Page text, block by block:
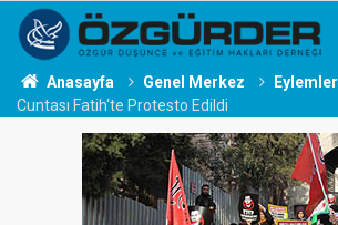
Anasayfa Genel Merkez Eylemler
Cuntası Fatih‘te Protesto Edildi